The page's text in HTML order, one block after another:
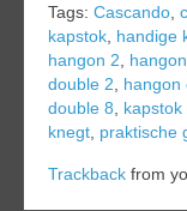
Tags: Cascando
kapstok handige
hangon 2
double 2
hangon
double 8
knegt praktische
Trackback from